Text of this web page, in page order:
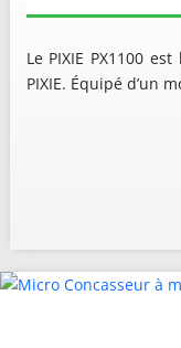
Le PIXIE PX1100
PIXIE. Équipé d’un